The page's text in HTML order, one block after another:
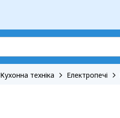
Кухонна техніка Електропечі